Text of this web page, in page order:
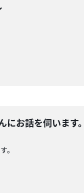
にお話を伺います
。